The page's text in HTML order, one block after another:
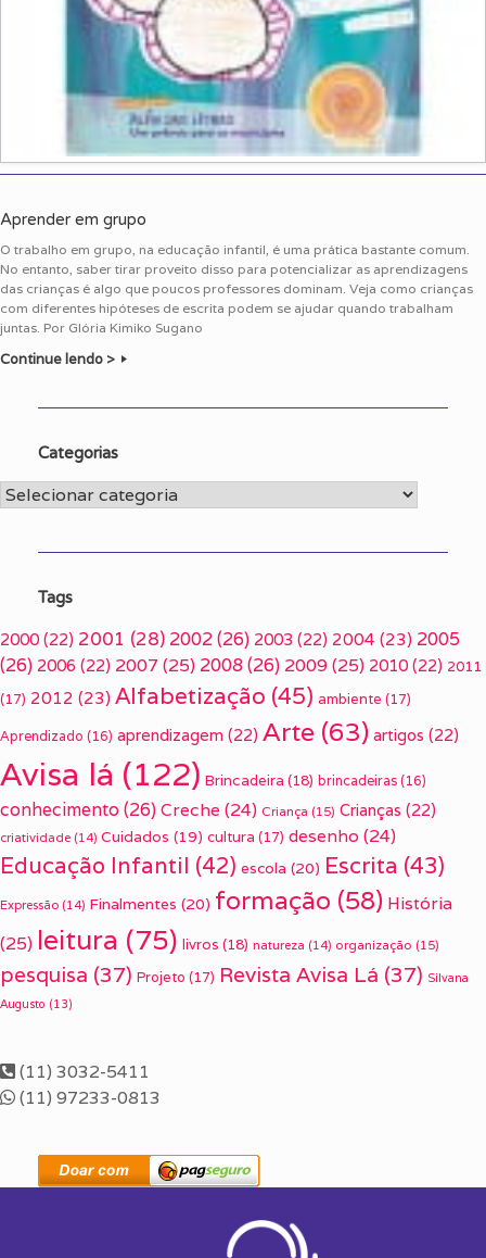
Aprender em grupo
O trabalho em grupo, na educação infantil, é uma prática bastante comum.
No entanto, saber tirar proveito disso para potencializar as aprendizagens
das crianças é algo que poucos professores dominam. Veja como crianças
com diferentes hipóteses de escrita podem se ajudar quando trabalham
juntas. Por Glória Kimiko Sugano
Continue lendo >
Categorias
Categorias
Tags
2000 (22) 2001 (28) 2002(26) 2003 (22) 2004 (23) 2005
(26) 2006 (22) 2007 (25) 2008(26) 2009(25) 2010 (22) 2011
(17) 2012 (23) Alfabetização (45) ambiente (17)
Aprendizado (16) aprendizagem (22) Arte (63) artigos (22)
Avisa lá (122) Brincadeira (18) brincadeiras (16)
conhecimento(26) Creche (24) Criança (15) Crianças (22)
criatividade (14) Cuidados (19) cultura (17) desenho (24)
Educação Infantil (42) escola (20) Escrita (43)
Expressão (14) Finalmentes (20) formação (58) História
(25) leitura (75) livros (18) natureza (14) organização (15)
pesquisa (37) Projeto (17) Revista Avisa Lá (37) Silvana
Augusto (13)
(11) 3032-5411
(11) 97233-0813